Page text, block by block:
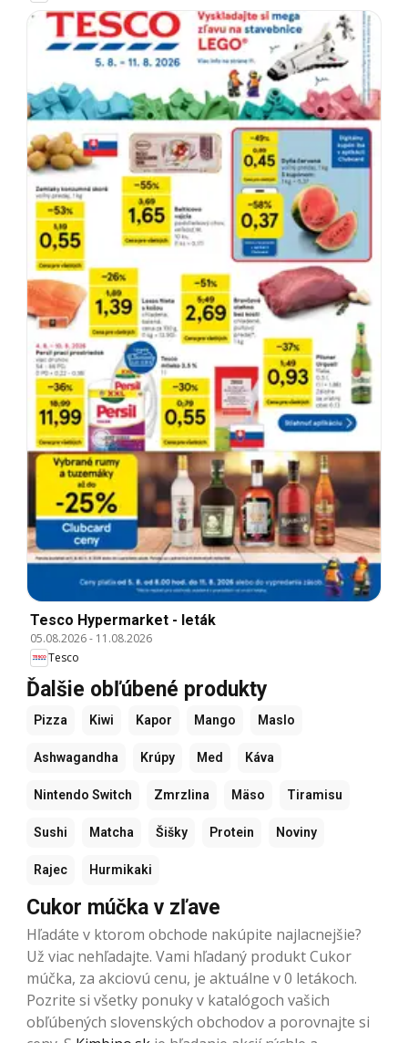
Tesco Hypermarket - leták
05.08.2026- 11.08.2026
Tesco
Ďalšie obľúbené produkty
Pizza Kiwi Kapor Mango Maslo
Ashwagandha Krúpy Med Káva
Nintendo Switch Zmrzlina Mäso Tiramisu
Sushi Matcha Šišky Protein Noviny
Rajec Hurmikaki
Cukor múčka v zľave
Hľadáte v ktorom obchode nakúpite najlacnejšie?
Už viac nehľadajte. Vami hľadaný produkt Cukor
múčka, za akciovú cenu, je aktuálne v 0 letákoch.
Pozrite si všetky ponuky v katalógoch vašich
obľúbených slovenských obchodov a porovnajte si